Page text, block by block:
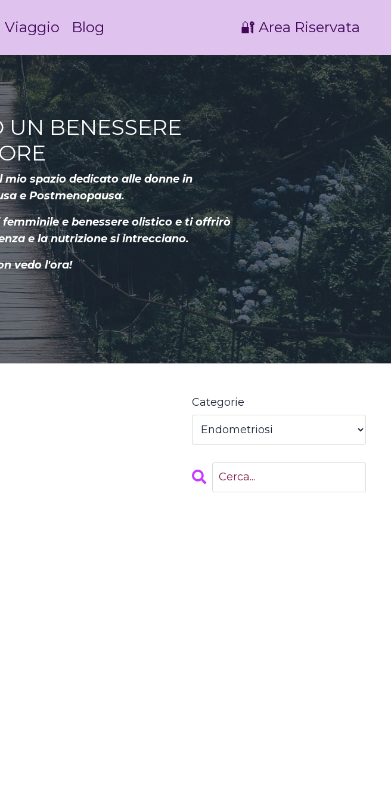
Viaggio Blog 🔐 Area Riservata
UN BENESSERE
mio spazio dedicato alle donne in
e Postmenopausa.
e benessere olistico e ti offrirò
e la nutrizione si intrecciano.
vedo l'ora!
Categorie